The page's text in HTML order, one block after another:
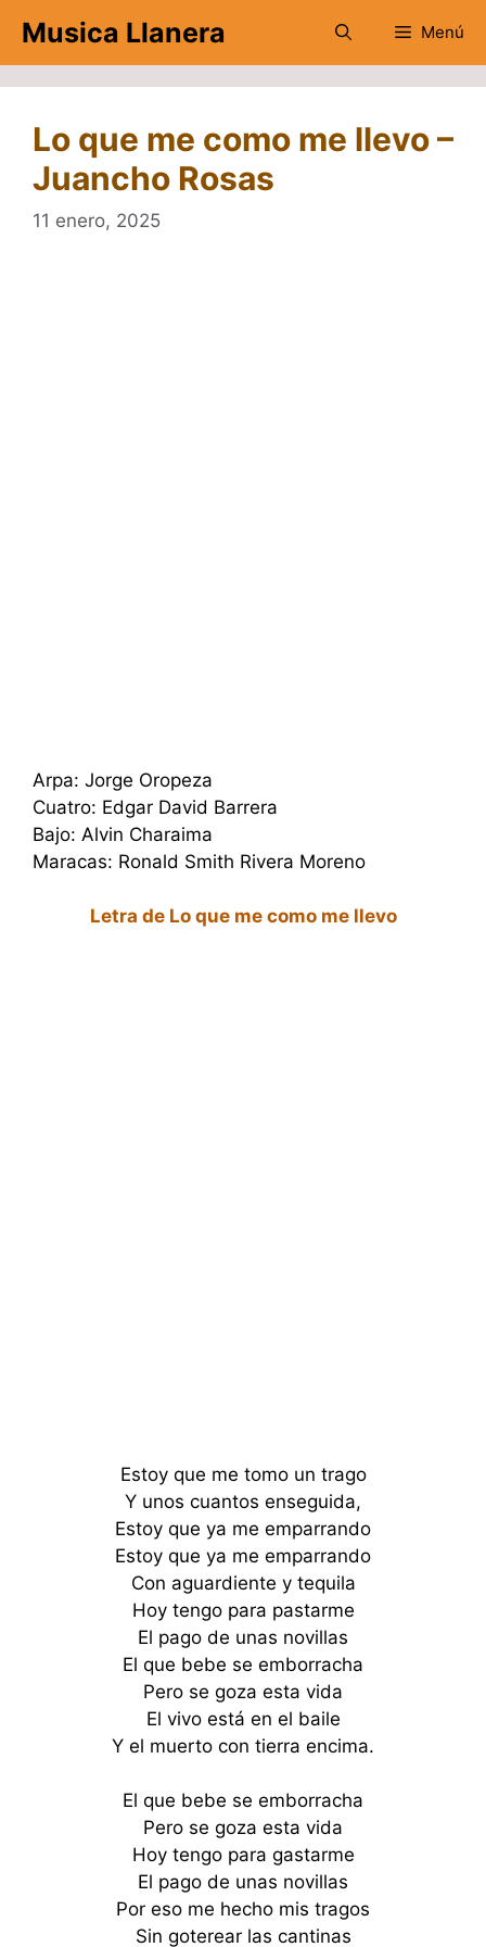
contenido
Musica Llanera Menú
Lo que me como me llevo –
Juancho Rosas
11 enero, 2025
Arpa: Jorge Oropeza
Cuatro: Edgar David Barrera
Bajo: Alvin Charaima
Maracas: Ronald Smith Rivera Moreno
Letra de Lo que me como me llevo
Estoy que me tomo un trago
Y unos cuantos enseguida,
Estoy que ya me emparrando
Estoy que ya me emparrando
Con aguardiente y tequila
Hoy tengo para pastarme
El pago de unas novillas
El que bebe se emborracha
Pero se goza esta vida
El vivo está en el baile
Y el muerto con tierra encima.
El que bebe se emborracha
Pero se goza esta vida
Hoy tengo para gastarme
El pago de unas novillas
Por eso me hecho mis tragos
Sin goterear las cantinas